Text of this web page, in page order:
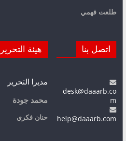
طلعت فهمي
اتصل بنا
desk@daaarb.co
m
help@daaarb.com
هيئة التحرير
مديرا التحرير
محمد جودة
حنان فكري